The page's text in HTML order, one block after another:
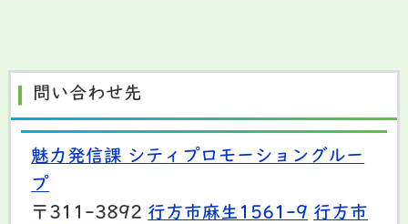
問い合わせ先
魅力発信課 シティプロモーショングルー
プ
〒311-3892 行方市麻生1561-9 行方市